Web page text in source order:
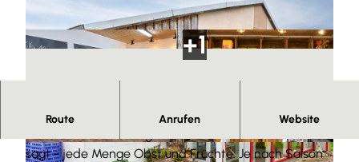
© Anna Meurer | CC-BY-SA © Anna Meurer | CC-BY-SA
Route Anrufen Website
Herzlich Willkommen
sagt - jede Menge Obst und Früchte. Je nach Saison